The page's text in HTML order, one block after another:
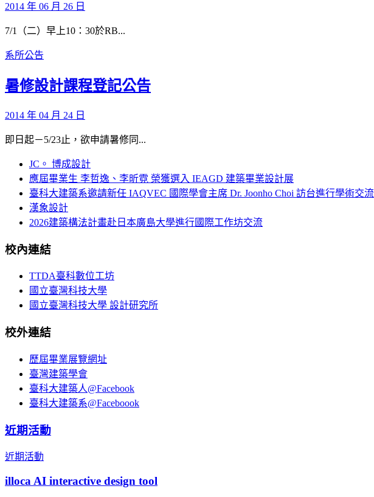
2014 年 06 月 26 日
7/1（二）早上10：30於RB...
系所公告
暑修設計課程登記公告
2014 年 04 月 24 日
即日起－5/23止，欲申請暑修同...
JC。 博成設計
應屆畢業生 李哲逸、李昕霓 榮獲選入 IEAGD 建築畢業設計展
臺科大建築系邀請新任 IAQVEC 國際學會主席 Dr. Joonho Choi 訪台進行學術交流
漢象設計
2026建築構法計畫赴日本廣島大學進行國際工作坊交流
校內連結
TTDA臺科數位工坊
國立臺灣科技大學
國立臺灣科技大學 設計研究所
校外連結
歷屆畢業展覽網址
臺灣建築學會
臺科大建築人@Facebook
臺科大建築系@Faceboook
近期活動
近期活動
illoca AI interactive design tool